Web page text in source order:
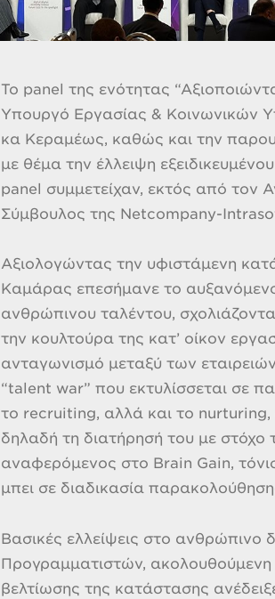
Το panel της ενότητας
Υπουργό Εργασίας & Κοινωνικών
κα Κεραμέως, καθώς και την
με θέμα την έλλειψη
panel συμμετείχαν, εκτός από τον
Σύμβουλος της Netcompany-
Αξιολογώντας την υφιστάμενη
Καμάρας επεσήμανε το
ανθρώπινου ταλέντου,
την κουλτούρα της κατ’ οίκον
ανταγωνισμό μεταξύ των
“talent war” που εκτυλίσσεται σε
το recruiting, αλλά και το
δηλαδή τη διατήρησή του με στόχο
αναφερόμενος στο Brain Gain,
μπει σε διαδικασία
Βασικές ελλείψεις στο ανθρώπινο
Προγραμματιστών,
βελτίωσης της κατάστασης